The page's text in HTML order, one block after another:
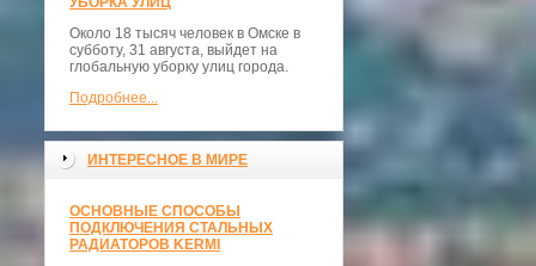
Около 18 тысяч человек в Омске в
субботу, 31 августа, выйдет на
глобальную уборку улиц города.
Подробнее...
ИНТЕРЕСНОЕ В МИРЕ
ОСНОВНЫЕ СПОСОБЫ
ПОДКЛЮЧЕНИЯ СТАЛЬНЫХ
РАДИАТОРОВ KERMI